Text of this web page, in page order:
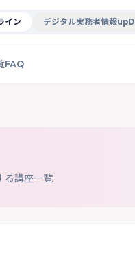
イン デジタル実務者情報upD
FAQ
る講座一覧